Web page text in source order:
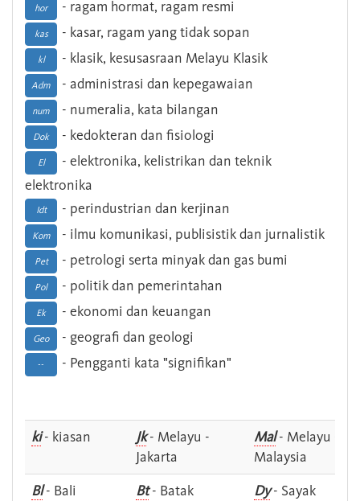
hor - ragam hormat, ragam resmi
kas - kasar, ragam yang tidak sopan
kl - klasik, kesusasraan Melayu Klasik
Adm - administrasi dan kepegawaian
num - numeralia, kata bilangan
Dok - kedokteran dan fisiologi
El
- elektronika, kelistrikan dan teknik
elektronika
Idt - perindustrian dan kerjinan
Kom - ilmu komunikasi, publisistik dan jurnalistik
Pet - petrologi serta minyak dan gas bumi
Pol - politik dan pemerintahan
Ek - ekonomi dan keuangan
Geo - geografi dan geologi
-- - Pengganti kata "signifikan"
ki- kiasan Jk- Melayu -
Jakarta
Mal- Melayu -
Malaysia
Bl- Bali Bt- Batak Dy- Sayak